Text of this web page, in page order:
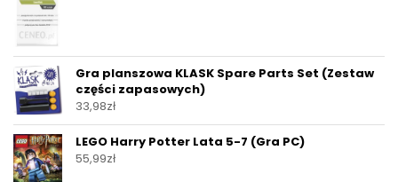
Gra planszowa KLASK Spare Parts Set (Zestaw
części zapasowych)
33,98zł
LEGO Harry Potter Lata 5-7 (Gra PC)
55,99zł